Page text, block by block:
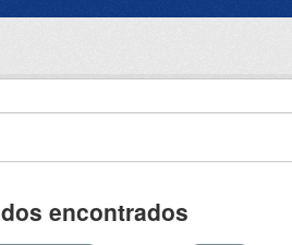
encontrados